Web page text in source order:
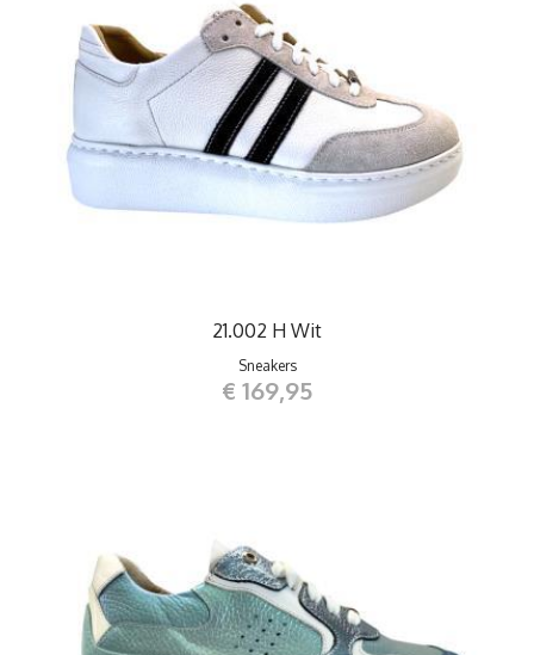
21.002 H Wit
Sneakers
€ 169,95